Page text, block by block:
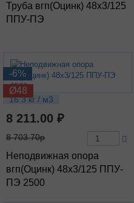
Труба вгп(Оцинк) 48х3/125
ППУ-ПЭ
-6%
Ø48
16.3 кг / м3
8 211.00 ₽
8 703.70р
Неподвижная опора
вгп(Оцинк) 48х3/125 ППУ-
ПЭ 2500